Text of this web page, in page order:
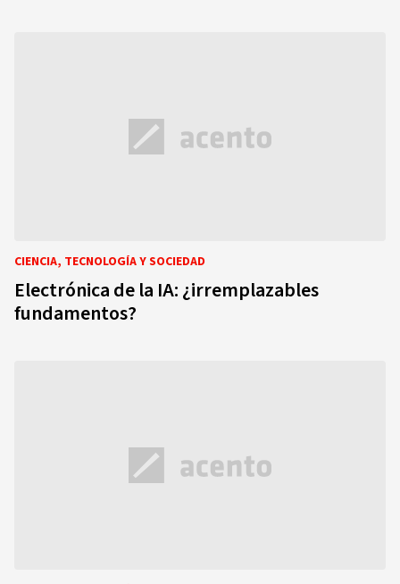
CIENCIA, TECNOLOGÍA Y SOCIEDAD
Electrónica de la IA: ¿irremplazables
fundamentos?